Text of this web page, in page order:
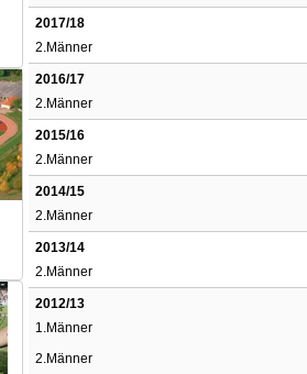
2017/18
2.Männer
2016/17
2.Männer
2015/16
2.Männer
2014/15
2.Männer
2013/14
2.Männer
2012/13
1.Männer
2.Männer